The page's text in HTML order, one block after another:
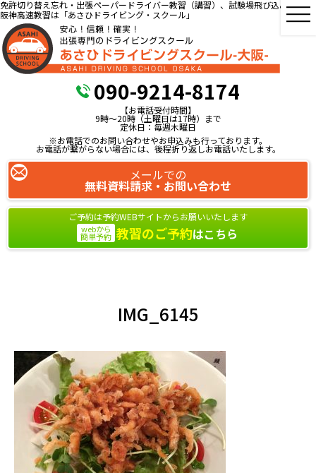
免許切り替え忘れ・出張ペーパードライバー教習（講習）、試験場飛び込み教習、
阪神高速教習は「あさひドライビング・スクール」
090-9214-8174
【お電話受付時間】
9時～20時（土曜日は17時）まで
定休日：毎週木曜日
※お電話でのお問い合わせやお申込みも行っております。
お電話が繋がらない場合には、後程折り返しお電話いたします。
メールでの
無料資料請求・お問い合わせ
ご予約は予約WEBサイトからお願いいたします
webから
簡単予約 教習のご予約はこちら
IMG_6145